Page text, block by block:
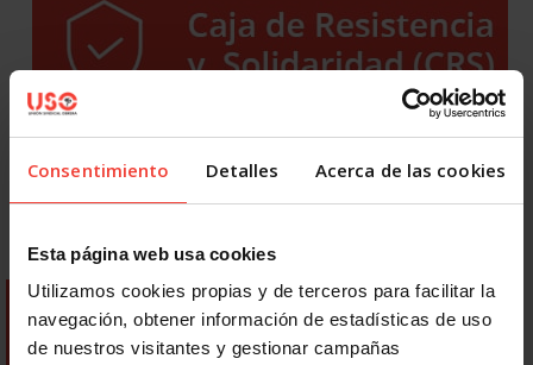
Consentimiento Detalles Acerca de las cookies
Esta página web usa cookies
Utilizamos cookies propias y de terceros para facilitar la
navegación, obtener información de estadísticas de uso
de nuestros visitantes y gestionar campañas